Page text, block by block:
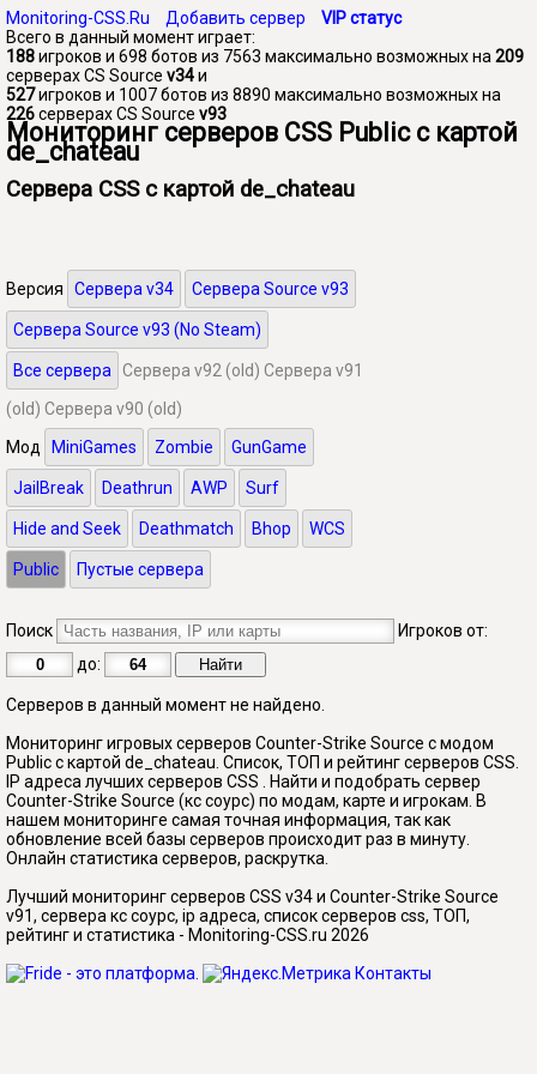
Monitoring-CSS.Ru Добавить сервер
VIP статус
Всего в данный момент играет:
188игроков и 698 ботов из 7563 максимально возможных на 209
серверах CS Source v34и
527игроков и 1007 ботов из 8890 максимально возможных на
226серверах CS Source v93
Мониторинг серверов CSS Public с картой
de_chateau
Сервера CSS с картой de_chateau
Версия Сервера v34 Сервера Source v93
Сервера Source v93 (No Steam)
Все сервера Сервера v92 (old) Сервера v91
(old) Сервера v90 (old)
Мод
MiniGames Zombie GunGame
JailBreak Deathrun AWP Surf
Hide and Seek Deathmatch Bhop WCS
Public Пустые сервера
Поиск
Игроков от:
до:
Серверов в данный момент не найдено.
Мониторинг игровых серверов Counter-Strike Source с модом
Public с картой de_chateau. Список, ТОП и рейтинг серверов CSS.
IP адреса лучших серверов CSS . Найти и подобрать сервер
Counter-Strike Source (кс соурс) по модам, карте и игрокам. В
нашем мониторинге самая точная информация, так как
обновление всей базы серверов происходит раз в минуту.
Онлайн статистика серверов, раскрутка.
Лучший мониторинг серверов CSS v34 и Counter-Strike Source
v91, сервера кс соурс, ip адреса, список серверов css, ТОП,
рейтинг и статистика - Monitoring-CSS.ru 2026
Контакты